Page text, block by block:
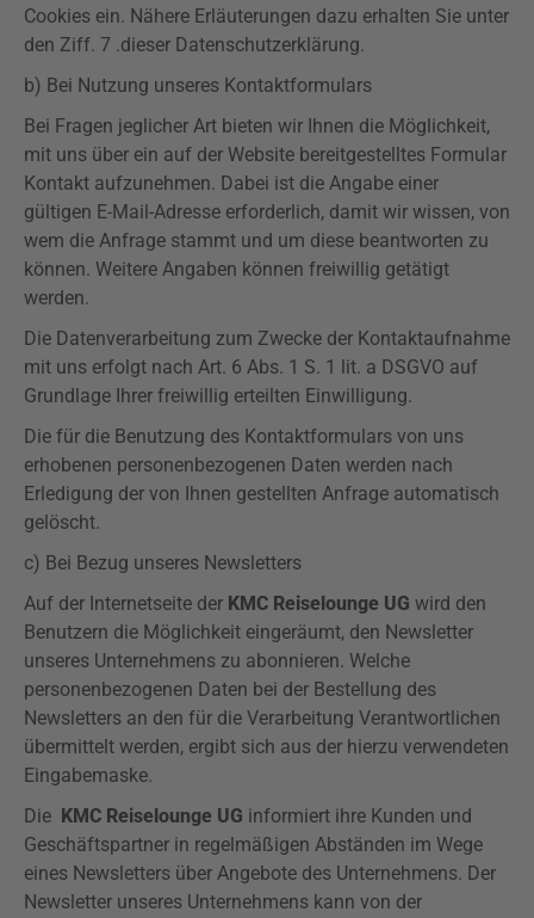
Cookies ein. Nähere Erläuterungen dazu erhalten Sie unter
den Ziff. 7 .dieser Datenschutzerklärung.
b) Bei Nutzung unseres Kontaktformulars
Bei Fragen jeglicher Art bieten wir Ihnen die Möglichkeit,
mit uns über ein auf der Website bereitgestelltes Formular
Kontakt aufzunehmen. Dabei ist die Angabe einer
gültigen E-Mail-Adresse erforderlich, damit wir wissen, von
wem die Anfrage stammt und um diese beantworten zu
können. Weitere Angaben können freiwillig getätigt
werden.
Die Datenverarbeitung zum Zwecke der Kontaktaufnahme
mit uns erfolgt nach Art. 6 Abs. 1 S. 1 lit. a DSGVO auf
Grundlage Ihrer freiwillig erteilten Einwilligung.
Die für die Benutzung des Kontaktformulars von uns
erhobenen personenbezogenen Daten werden nach
Erledigung der von Ihnen gestellten Anfrage automatisch
gelöscht.
c) Bei Bezug unseres Newsletters
Auf der Internetseite der KMC Reiselounge UG wird den
Benutzern die Möglichkeit eingeräumt, den Newsletter
unseres Unternehmens zu abonnieren. Welche
personenbezogenen Daten bei der Bestellung des
Newsletters an den für die Verarbeitung Verantwortlichen
übermittelt werden, ergibt sich aus der hierzu verwendeten
Eingabemaske.
Die KMC Reiselounge UG informiert ihre Kunden und
Geschäftspartner in regelmäßigen Abständen im Wege
eines Newsletters über Angebote des Unternehmens. Der
Newsletter unseres Unternehmens kann von der